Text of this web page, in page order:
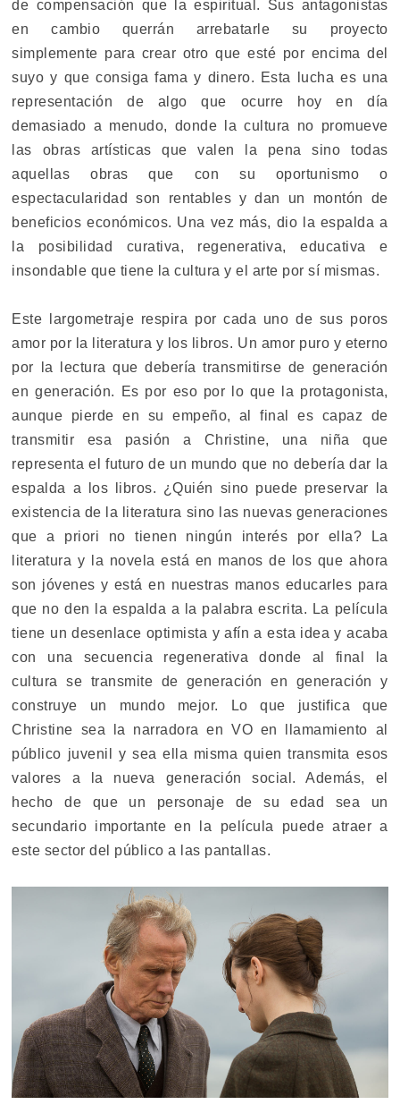
de compensación que la espiritual. Sus antagonistas
en cambio querrán arrebatarle su proyecto
simplemente para crear otro que esté por encima del
suyo y que consiga fama y dinero. Esta lucha es una
representación de algo que ocurre hoy en día
demasiado a menudo, donde la cultura no promueve
las obras artísticas que valen la pena sino todas
aquellas obras que con su oportunismo o
espectacularidad son rentables y dan un montón de
beneficios económicos. Una vez más, dio la espalda a
la posibilidad curativa, regenerativa, educativa e
insondable que tiene la cultura y el arte por sí mismas.
Este largometraje respira por cada uno de sus poros
amor por la literatura y los libros. Un amor puro y eterno
por la lectura que debería transmitirse de generación
en generación. Es por eso por lo que la protagonista,
aunque pierde en su empeño, al final es capaz de
transmitir esa pasión a Christine, una niña que
representa el futuro de un mundo que no debería dar la
espalda a los libros. ¿Quién sino puede preservar la
existencia de la literatura sino las nuevas generaciones
que a priori no tienen ningún interés por ella? La
literatura y la novela está en manos de los que ahora
son jóvenes y está en nuestras manos educarles para
que no den la espalda a la palabra escrita. La película
tiene un desenlace optimista y afín a esta idea y acaba
con una secuencia regenerativa donde al final la
cultura se transmite de generación en generación y
construye un mundo mejor. Lo que justifica que
Christine sea la narradora en VO en llamamiento al
público juvenil y sea ella misma quien transmita esos
valores a la nueva generación social. Además, el
hecho de que un personaje de su edad sea un
secundario importante en la película puede atraer a
este sector del público a las pantallas.